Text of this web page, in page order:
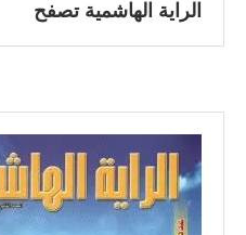
الراية الهاشمية تصفح